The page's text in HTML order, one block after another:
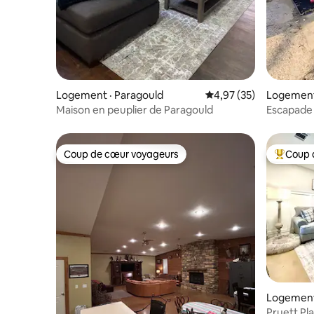
Logement · Paragould Note moyenne de
4,97 (35)
Maison en peuplier de Paragould
Coup de cœur voyageurs
Coup de cœur voyageurs Coup
Coup